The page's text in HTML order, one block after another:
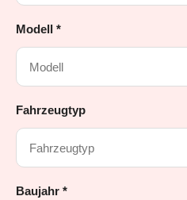
Modell *
Fahrzeugtyp
Baujahr *